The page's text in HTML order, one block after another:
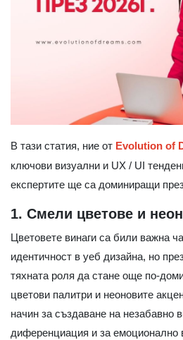
В тази статия, ние от Evolution of
ключови визуални и UX / UI
експертите ще са доминиращи през
1. Смели цветове и неон
Цветовете винаги са били важна
идентичност в уеб дизайна, но
тяхната роля да стане още по-
цветови палитри и неоновите
начин за създаване на незабавно
диференциация и за емоционално